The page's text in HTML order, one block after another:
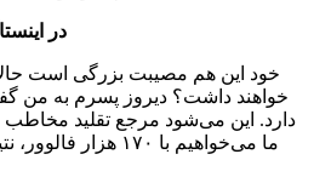
* در
خود این هم مصیبت بزرگی است حالا
دارد. این می‌شود مرجع تقلید مخاطب